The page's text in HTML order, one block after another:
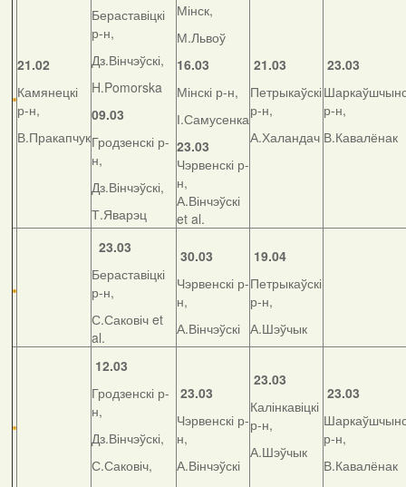
21.02
Камянецкі
р-н,
В.Пракапчук
Бераставіцкі
р-н,
Дз.Вінчэўскі,
H.Pomorska
09.03
Гродзенскі р-
н,
Дз.Вінчэўскі,
Т.Яварэц
Мінск,
М.Львоў
16.03
Мінскі р-н,
І.Самусенка
23.03
Чэрвенскі р-
н,
А.Вінчэўскі
et al.
21.03
Петрыкаўскі
р-н,
А.Халандач
23.03
р-н,
В.Кавалёнак
23.03
Бераставіцкі
р-н,
С.Саковіч et
al.
30.03
Чэрвенскі р-
н,
А.Вінчэўскі
19.04
Петрыкаўскі
р-н,
А.Шэўчык
12.03
Гродзенскі р-
н,
Дз.Вінчэўскі,
С.Саковіч,
23.03
Чэрвенскі р-
н,
А.Вінчэўскі
23.03
Калінкавіцкі
р-н,
А.Шэўчык
23.03
р-н,
В.Кавалёнак